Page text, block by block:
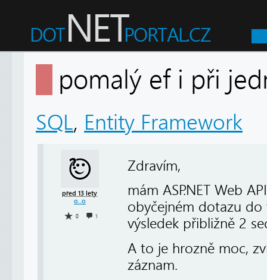
pomalý ef i při
SQL, Entity Framework
před 13 lety
o..o
0 1
Zdravím,
mám ASP.NET Web
obyčejném dotazu do
výsledek přibližně 2
A to je hrozně moc,
záznam.